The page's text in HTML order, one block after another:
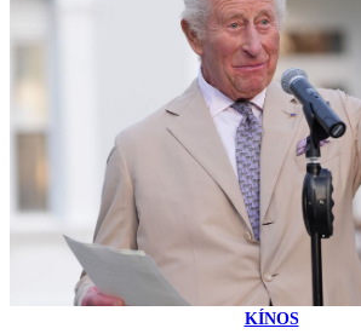
KÍNOS